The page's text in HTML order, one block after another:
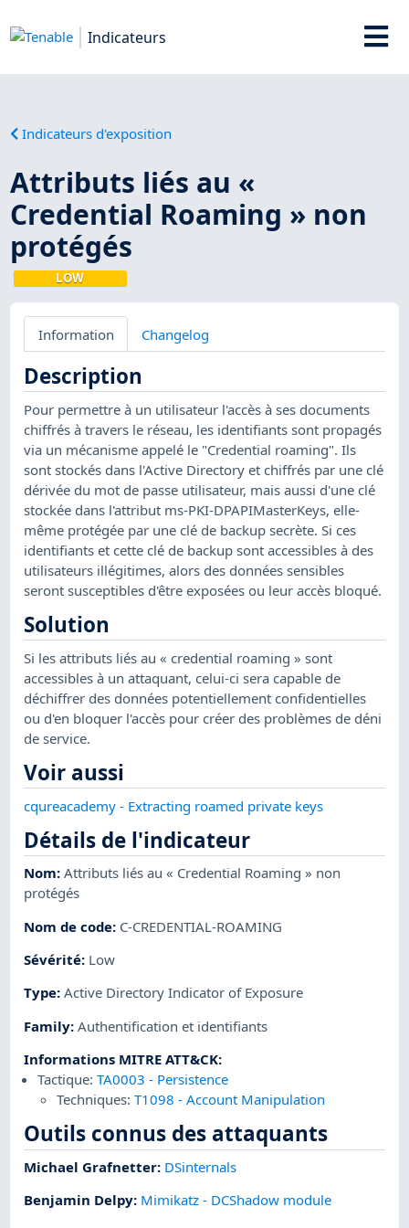
Indicateurs
Indicateurs d'exposition
Attributs liés au «
Credential Roaming » non
protégés
LOW
Information Changelog
Description
Pour permettre à un utilisateur l'accès à ses documents
chiffrés à travers le réseau, les identifiants sont propagés
via un mécanisme appelé le "Credential roaming". Ils
sont stockés dans l'Active Directory et chiffrés par une clé
dérivée du mot de passe utilisateur, mais aussi d'une clé
stockée dans l'attribut ms-PKI-DPAPIMasterKeys, elle-
même protégée par une clé de backup secrète. Si ces
identifiants et cette clé de backup sont accessibles à des
utilisateurs illégitimes, alors des données sensibles
seront susceptibles d'être exposées ou leur accès bloqué.
Solution
Si les attributs liés au « credential roaming » sont
accessibles à un attaquant, celui-ci sera capable de
déchiffrer des données potentiellement confidentielles
ou d'en bloquer l'accès pour créer des problèmes de déni
de service.
Voir aussi
cqureacademy - Extracting roamed private keys
Détails de l'indicateur
Nom:Attributs liés au « Credential Roaming » non
protégés
Nom de code: C-CREDENTIAL-ROAMING
Sévérité: Low
Type:Active Directory Indicator of Exposure
Family:Authentification et identifiants
Informations MITRE ATT&CK:
Tactique: TA0003 - Persistence
Techniques:T1098 -Account Manipulation
Outils connus des attaquants
Michael Grafnetter: DSinternals
Benjamin Delpy: Mimikatz - DCShadow module